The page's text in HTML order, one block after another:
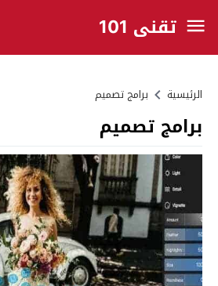
تقني 101
الرئيسية برامج تصميم
برامج تصميم